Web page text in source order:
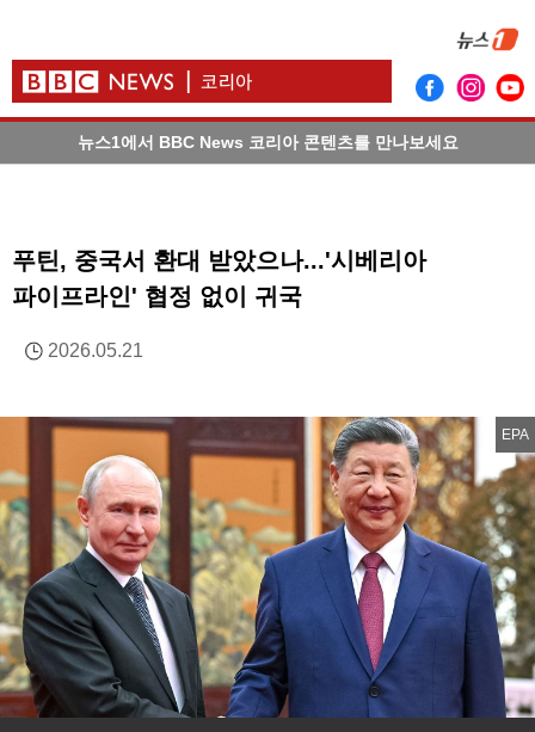
뉴스1에서 BBC News 코리아 콘텐츠를 만나보세요
푸틴, 중국서 환대 받았으나...'시베리아
파이프라인' 협정 없이 귀국
2026.05.21
EPA